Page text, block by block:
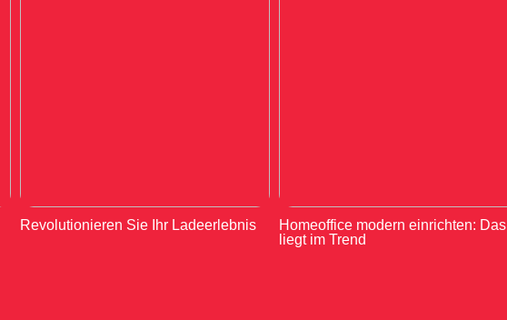
Revolutionieren Sie Ihr Ladeerlebnis
Homeoffice modern einrichten: Das
liegt im Trend